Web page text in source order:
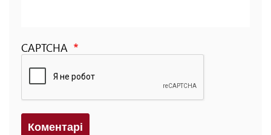
CAPTCHA
Коментарi